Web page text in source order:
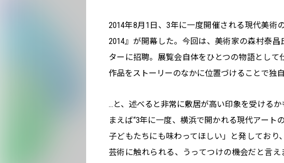
2014年8月1日、3年に一度開催される現代美術
2014』が開幕した。今回は、美術家の森村泰
ターに招聘。展覧会自体をひとつの物語として
作品をストーリーのなかに位置づけることで独
…と、述べると非常に敷居が高い印象を受ける
まえば“3年に一度、横浜で開かれる現代アート
子どもたちにも味わってほしい」と発しており
芸術に触れられる、うってつけの機会だと言え